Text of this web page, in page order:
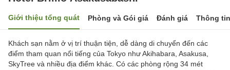
Giới thiệu tổng quát Phòng và Gói giá Đánh giá Thông
Khách sạn nằm ở vị trí thuận tiện, dễ dàng di chuyển đến các
điểm tham quan nổi tiếng của Tokyo như Akihabara, Asakusa,
SkyTree và nhiều địa điểm khác. Có các phòng rộng 34 mét